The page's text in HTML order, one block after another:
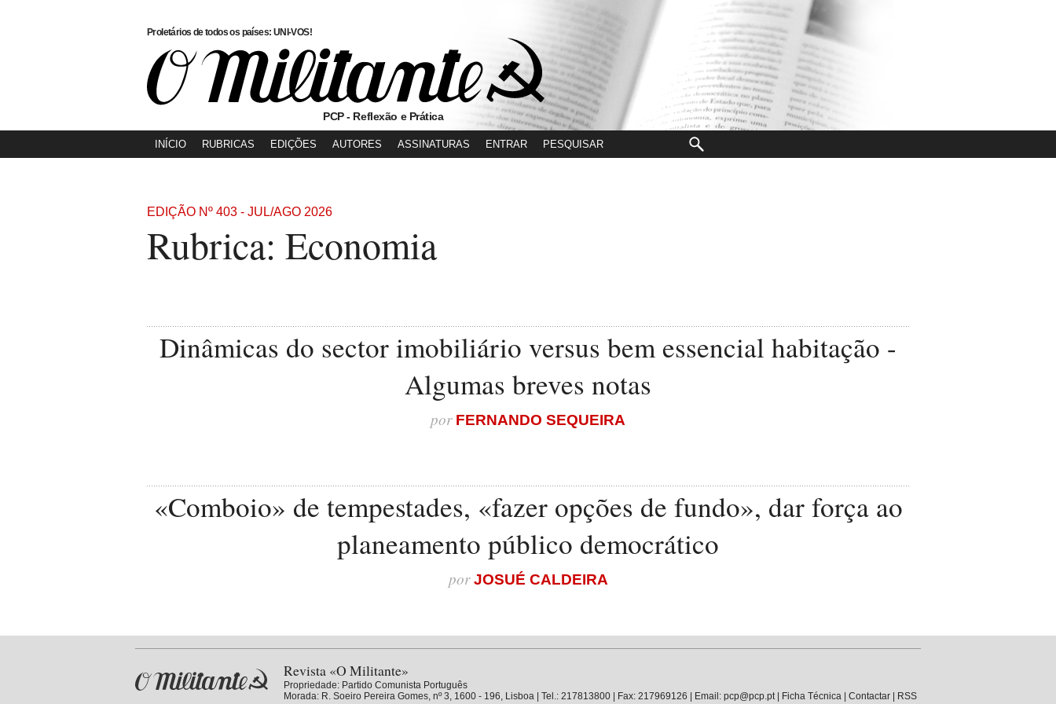
Proletários de todos os países: UNI-VOS!
PCP - Reflexão e Prática
INÍCIO RUBRICAS EDIÇÕES AUTORES ASSINATURAS ENTRAR
EDIÇÃO Nº 403 - JUL/AGO 2026
Rubrica: Economia
Dinâmicas do sector imobiliário versus bem essencial habitação -
Algumas breves notas
por FERNANDO SEQUEIRA
«Comboio» de tempestades, «fazer opções de fundo», dar força ao
planeamento público democrático
porJOSUÉ CALDEIRA
Revista «O Militante»
Propriedade: Partido Comunista Português
Morada: R. Soeiro Pereira Gomes, nº 3, 1600 - 196, Lisboa | Tel.: 217813800 | Fax: 217969126 | Email: pcp@pcp.pt| Ficha Técnica Contactar RSS